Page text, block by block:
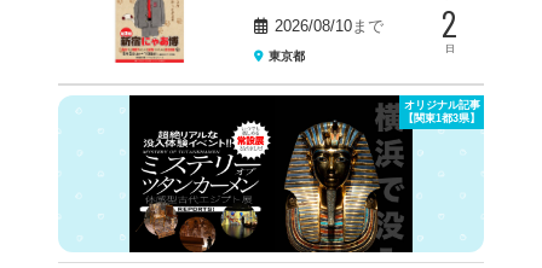
2026/08/10まで
東京都
2
日
オリジナル記事
【関東1都3県】